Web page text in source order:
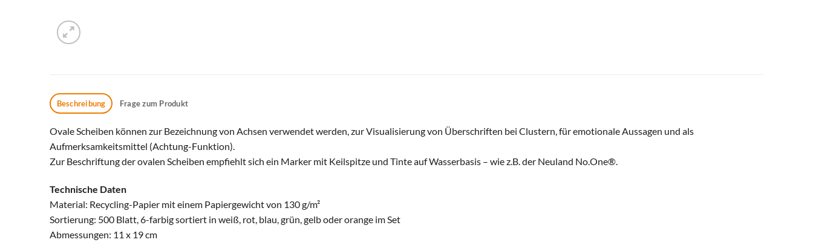
Beschreibung Frage zum Produkt
Ovale Scheiben können zur Bezeichnung von Achsen verwendet werden, zur Visualisierung von Überschriften bei Clustern, für emotionale Aussagen und als
Aufmerksamkeitsmittel (Achtung-Funktion).
Zur Beschriftung der ovalen Scheiben empfiehlt sich ein Marker mit Keilspitze und Tinte auf Wasserbasis – wie z.B. der Neuland No.One®.
Technische Daten
Material: Recycling-Papier mit einem Papiergewicht von 130 g/m²
Sortierung: 500 Blatt, 6-farbig sortiert in weiß, rot, blau, grün, gelb oder orange im Set
Abmessungen: 11 x 19 cm